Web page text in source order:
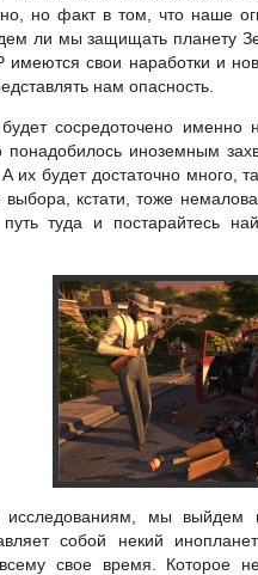
но факт в том, что наше
ли мы защищать планету
имеются свои наработки и
нам опасность.
сосредоточено именно
понадобилось иноземным
их будет достаточно много,
выбора, кстати, тоже
туда и постарайтесь
исследованиям, мы выйдем
собой некий
свое время. Которое